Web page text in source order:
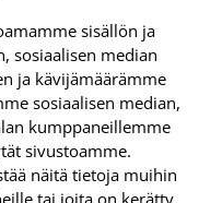
sisällön ja
sosiaalisen median
ja kävijämäärämme
sosiaalisen median,
kumppaneillemme
sivustoamme.
näitä tietoja muihin
tai joita on kerätty,
Takaisin ylös